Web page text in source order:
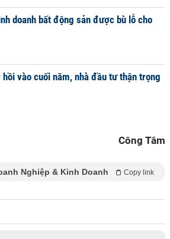
doanh bất động sản được bù lỗ cho
vào cuối năm, nhà đầu tư thận trọng
Công Tâm
Nghiệp & Kinh Doanh Copy link